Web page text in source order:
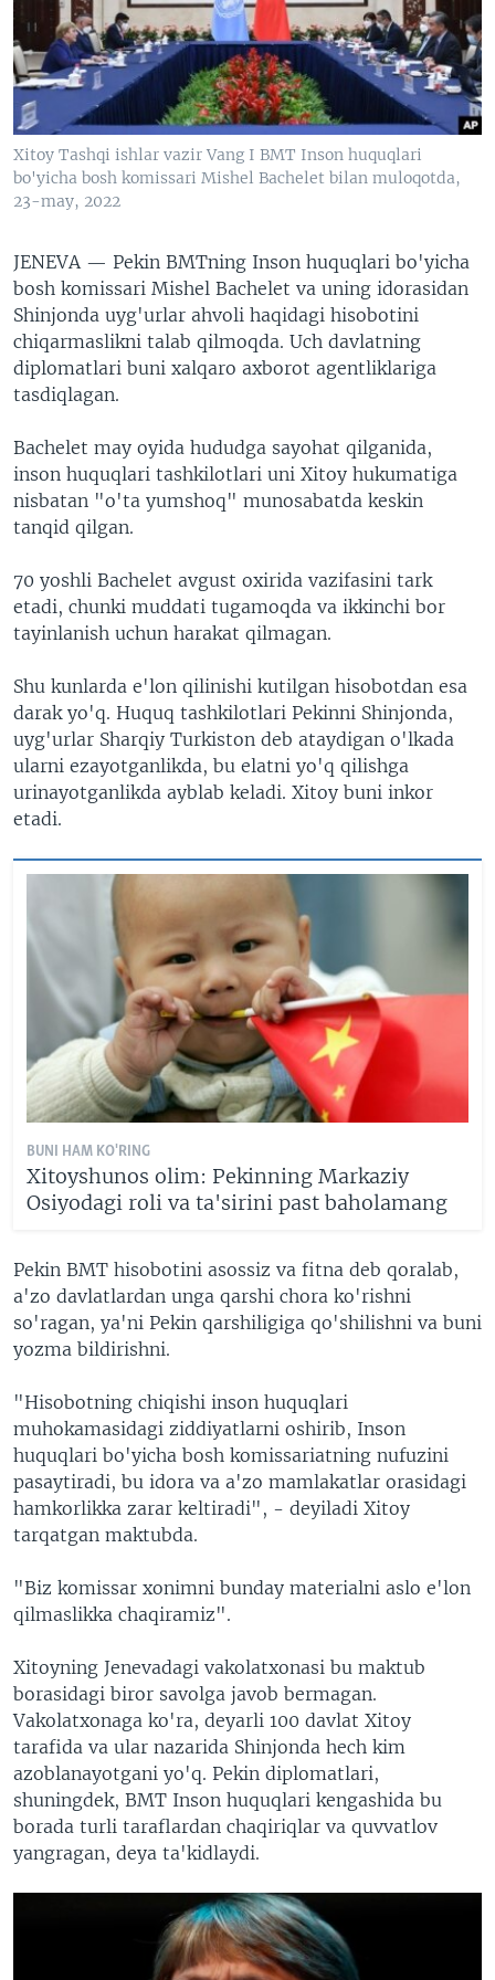
VIDEO
XABARLAR SURATLARDA
ODNOKLASSNIKI
TELEGRAM
TWITTER
SOUNDCLOUD
VOA
Xitoy Tashqi ishlar vazir Vang I BMT Inson huquqlari
bo'yicha bosh komissari Mishel Bachelet bilan muloqotda,
23-may, 2022
JENEVA — Pekin BMTning Inson huquqlari bo'yicha
bosh komissari Mishel Bachelet va uning idorasidan
Shinjonda uyg'urlar ahvoli haqidagi hisobotini
chiqarmaslikni talab qilmoqda. Uch davlatning
diplomatlari buni xalqaro axborot agentliklariga
tasdiqlagan.
Bachelet may oyida hududga sayohat qilganida,
inson huquqlari tashkilotlari uni Xitoy hukumatiga
nisbatan "o'ta yumshoq" munosabatda keskin
tanqid qilgan.
70 yoshli Bachelet avgust oxirida vazifasini tark
etadi, chunki muddati tugamoqda va ikkinchi bor
tayinlanish uchun harakat qilmagan.
Shu kunlarda e'lon qilinishi kutilgan hisobotdan esa
darak yo'q. Huquq tashkilotlari Pekinni Shinjonda,
uyg'urlar Sharqiy Turkiston deb ataydigan o'lkada
ularni ezayotganlikda, bu elatni yo'q qilishga
urinayotganlikda ayblab keladi. Xitoy buni inkor
etadi.
BUNI HAM KO'RING
Xitoyshunos olim: Pekinning Markaziy
Osiyodagi roli va ta'sirini past baholamang
Pekin BMT hisobotini asossiz va fitna deb qoralab,
a'zo davlatlardan unga qarshi chora ko'rishni
so'ragan, ya'ni Pekin qarshiligiga qo'shilishni va buni
yozma bildirishni.
"Hisobotning chiqishi inson huquqlari
muhokamasidagi ziddiyatlarni oshirib, Inson
huquqlari bo'yicha bosh komissariatning nufuzini
pasaytiradi, bu idora va a'zo mamlakatlar orasidagi
hamkorlikka zarar keltiradi", - deyiladi Xitoy
tarqatgan maktubda.
"Biz komissar xonimni bunday materialni aslo e'lon
qilmaslikka chaqiramiz".
Xitoyning Jenevadagi vakolatxonasi bu maktub
borasidagi biror savolga javob bermagan.
Vakolatxonaga ko'ra, deyarli 100 davlat Xitoy
tarafida va ular nazarida Shinjonda hech kim
azoblanayotgani yo'q. Pekin diplomatlari,
shuningdek, BMT Inson huquqlari kengashida bu
borada turli taraflardan chaqiriqlar va quvvatlov
yangragan, deya ta'kidlaydi.